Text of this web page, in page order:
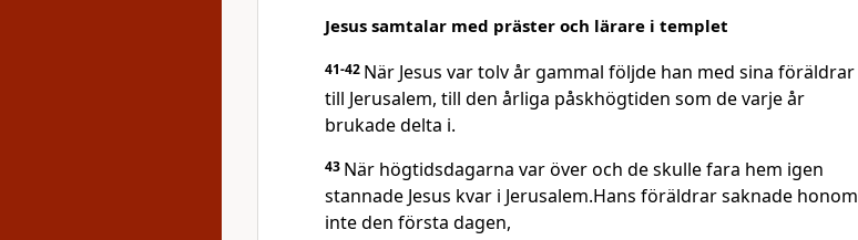
Jesus samtalar med präster och lärare i templet
41-42 När Jesus var tolv år gammal följde han med sina föräldrar
till Jerusalem, till den årliga påskhögtiden som de varje år
brukade delta i.
43 När högtidsdagarna var över och de skulle fara hem igen
stannade Jesus kvar i Jerusalem.Hans föräldrar saknade honom
inte den första dagen,